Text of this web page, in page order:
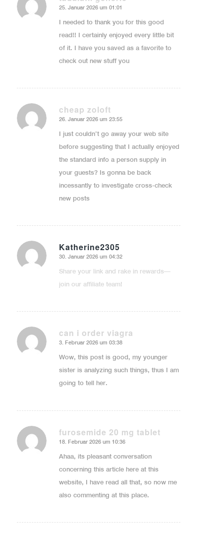
sagte:
25. Januar 2026 um 01:01
I needed to thank you for this good
read!! I certainly enjoyed every little bit
of it. I have you saved as a favorite to
check out new stuff you
cheap zoloft
sagte:
26. Januar 2026 um 23:55
I just couldn’t go away your web site
before suggesting that I actually enjoyed
the standard info a person supply in
your guests? Is gonna be back
incessantly to investigate cross-check
new posts
Katherine2305
sagte:
30. Januar 2026 um 04:32
Share your link and rake in rewards—
join our affiliate team!
can i order viagra
sagte:
3. Februar 2026 um 03:38
Wow, this post is good, my younger
sister is analyzing such things, thus I am
going to tell her.
furosemide 20 mg tablet
sagte:
18. Februar 2026 um 10:36
Ahaa, its pleasant conversation
concerning this article here at this
website, I have read all that, so now me
also commenting at this place.